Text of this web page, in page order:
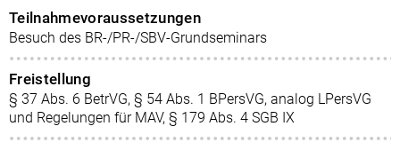
Teilnahmevoraussetzungen
Besuch des BR-/PR-/SBV-Grundseminars
Freistellung
§ 37 Abs. 6 BetrVG, § 54 Abs. 1 BPersVG, analog LPersVG
und Regelungen für MAV, § 179 Abs. 4 SGB IX